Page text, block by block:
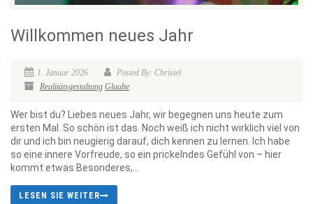
Willkommen neues Jahr
1. Januar 2026
Posted By: Christel
Realitätsgestaltung Glaube
Wer bist du? Liebes neues Jahr, wir begegnen uns heute zum
ersten Mal. So schön ist das. Noch weiß ich nicht wirklich viel von
dir und ich bin neugierig darauf, dich kennen zu lernen. Ich habe
so eine innere Vorfreude, so ein prickelndes Gefühl von – hier
kommt etwas Besonderes,...
LESEN SIE WEITER